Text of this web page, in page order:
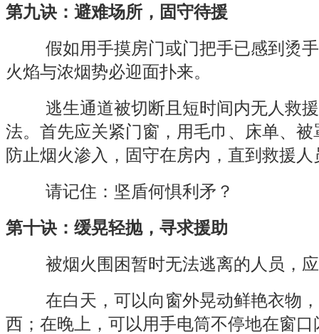
第九诀：避难场所，固守待援
假如用手摸房门或门把手已感到烫手
火焰与浓烟势必迎面扑来。
逃生通道被切断且短时间内无人救援
法。首先应关紧门窗，用毛巾、床单、
防止烟火渗入，固守在房内，直到救援人
请记住：坚盾何惧利矛？
第十诀：缓晃轻抛，寻求援助
被烟火围困暂时无法逃离的人员，应
在白天，可以向窗外晃动鲜艳衣物，
西；在晚上，可以用手电筒不停地在窗